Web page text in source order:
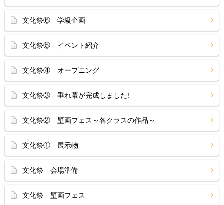
文化祭⑥ 学級企画
文化祭⑤ イベント紹介
文化祭④ オープニング
文化祭③ 垂れ幕が完成しました!
文化祭② 壁画フェス～各クラスの作品～
文化祭① 展示物
文化祭 会場準備
文化祭 壁画フェス